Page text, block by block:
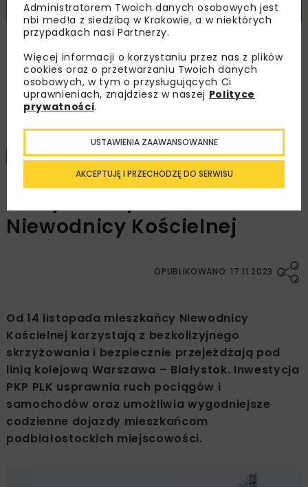
Remont nawierzchni na węzłach A4.
Przetarg obejmuje pięć węzłów
Załaduj więcej...
KOLEJ TUNELE WIADOMOŚCI 1 MINUTA CZYTANIA
Niewodnicy Kościelnej
OPUBLIKOWANO: 17.11.2023
Od 14 listopada mieszkańcy Niewodnicy
Kościelnej korzystają z bezkolizyjnego
skrzyżowania i bezpiecznie przejeżdżają pod
linią kolejową Warszawa – Białystok. Inwestycja
PKP PLK usprawnia ruch pociągów i
samochodów oraz umożliwia wygodniejsze
codzienne dojazdy mieszkańcom
podbiałostockich miejscowości.
Administratorem Twoich danych osobowych jest
nbi med!a z siedzibą w Krakowie, a w niektórych
przypadkach nasi Partnerzy.
Więcej informacji o korzystaniu przez nas z plików
cookies oraz o przetwarzaniu Twoich danych
osobowych, w tym o przysługujących Ci
uprawnieniach, znajdziesz w naszej Polityce
prywatności.
AKCEPTUJĘ I PRZECHODZĘ DO SERWISU
USTAWIENIA ZAAWANSOWANNE